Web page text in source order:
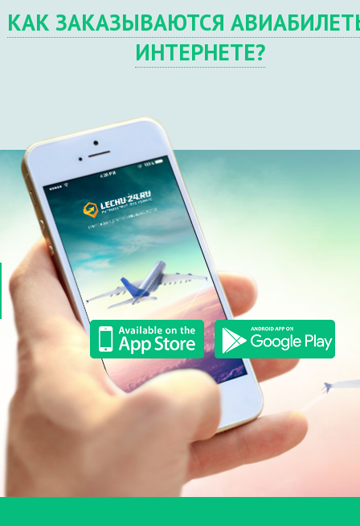
КАК ЗАКАЗЫВАЮТСЯ
ИНТЕРНЕТЕ?